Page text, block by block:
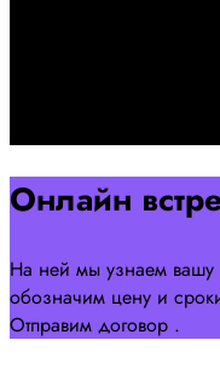
Онлайн
На ней мы узнаем вашу
обозначим цену и
Отправим договор .